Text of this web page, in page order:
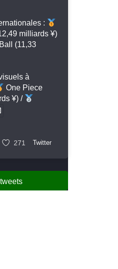
:
milliards ¥)
(11,33
à
One Piece
¥) /
271 Twitter